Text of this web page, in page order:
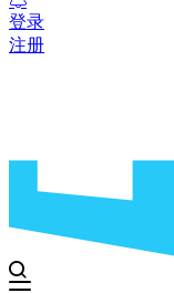
登录
注册